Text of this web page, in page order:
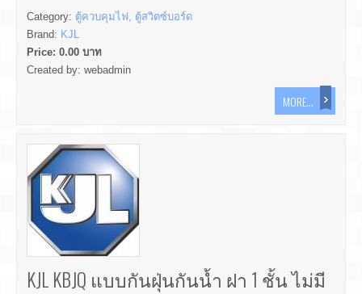
Category: ตู้ควบคุมไฟ, ตู้สวิตซ์บอร์ด
Brand: KJL
Price: 0.00 บาท
Created by: webadmin
MORE...
KJL KBJQ แบบกันฝุ่นกันน้ำ ฝา 1 ชั้น ไม่มี